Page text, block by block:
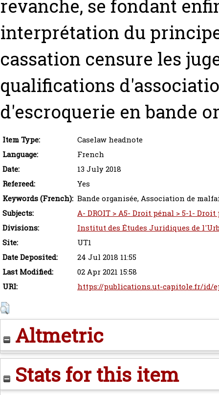
revanche, se fondant
interprétation du
cassation censure les
qualifications
d'escroquerie en bande
Item Type:
Caselaw headnote
Language:
French
Date:
13 July 2018
Refereed:
Yes
Keywords (French): Bande organisée, Association de
Subjects:
A- DROIT > A5- Droit pénal > 5-1-
Divisions:
Institut des Études Juridiques de
Site:
UT1
Date Deposited:
24 Jul 2018 11:55
Last Modified:
02 Apr 2021 15:58
URI:
https://publications.ut-capitole.fr/id/
Altmetric
Stats for this item